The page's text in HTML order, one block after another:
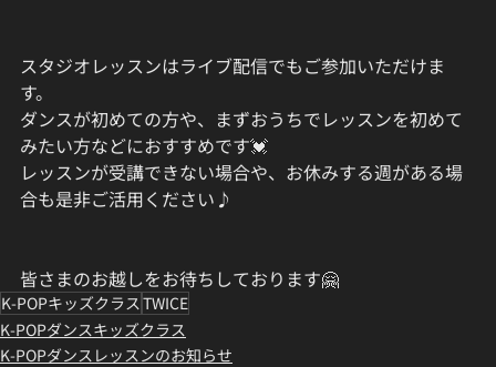
スタジオレッスンはライブ配信でもご参加いただけま
す。
ダンスが初めての方や、まずおうちでレッスンを初めて
みたい方などにおすすめです💓
レッスンが受講できない場合や、お休みする週がある場
合も是非ご活用ください♪
皆さまのお越しをお待ちしております🤗
K-POPキッズクラス TWICE
K-POPダンスキッズクラス
K-POPダンスレッスンのお知らせ